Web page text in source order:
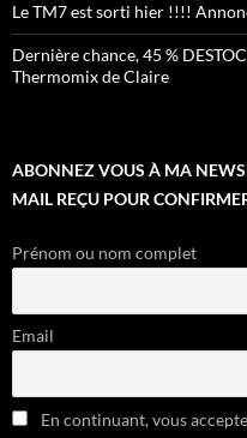
Le TM7 est sorti hier !!!!
Dernière chance, 45 %
Thermomix de Claire
ABONNEZ VOUS À MA
MAIL REÇU POUR
Prénom ou nom complet
Email
En continuant, vous